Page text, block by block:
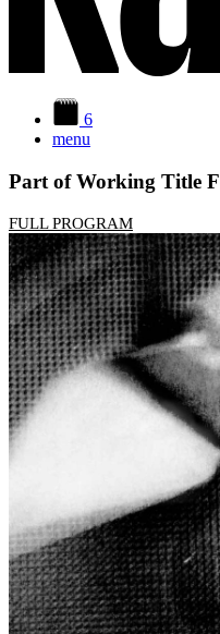
6
menu
Part of Working Title
FULL PROGRAM